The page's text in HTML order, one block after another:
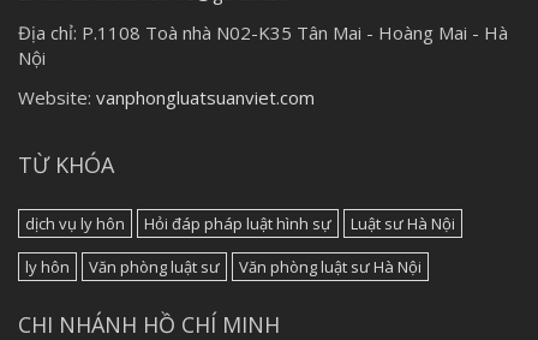
Địa chỉ: P.1108 Toà nhà N02-K35 Tân Mai - Hoàng Mai - Hà
Nội
Website: vanphongluatsuanviet.com
TỪ KHÓA
dịch vụ ly hôn Hỏi đáp pháp luật hình sự
Luật sư Hà Nội
ly hôn
Văn phòng luật sư Văn phòng luật sư Hà Nội
CHI NHÁNH HỒ CHÍ MINH